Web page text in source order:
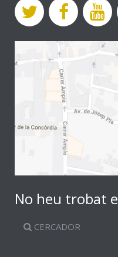
No heu trobat
CERCADOR